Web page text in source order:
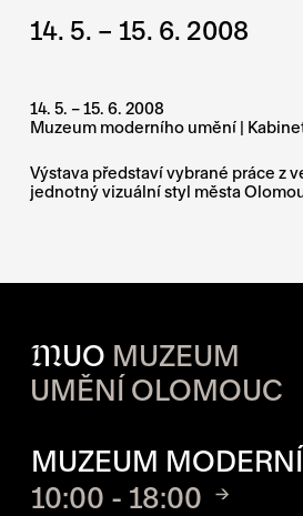
14. 5. – 15. 6. 2008
14. 5. – 15. 6. 2008
Muzeum moderního umění |
Výstava představí vybrané práce z
jednotný vizuální styl města
MUO MUZEUM
UMĚNÍ OLOMOUC
MUZEUM
10:00 - 18:00